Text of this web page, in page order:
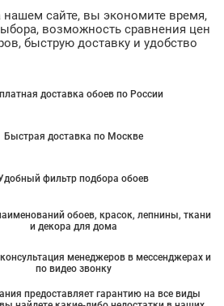
сайте, вы экономите время,
возможность сравнения цен
быструю доставку и удобство
доставка обоев по России
Быстрая доставка по Москве
фильтр подбора обоев
обоев, красок, лепнины, ткани
и декора для дома
менеджеров в мессенджерах и
по видео звонку
предоставляет гарантию на все виды